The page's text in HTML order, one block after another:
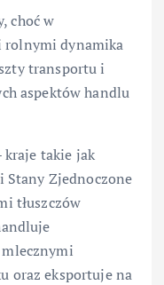
choć w
dynamika
transportu i
aspektów handlu
takie jak
Stany Zjednoczone
tłuszczów
oraz eksportuje na